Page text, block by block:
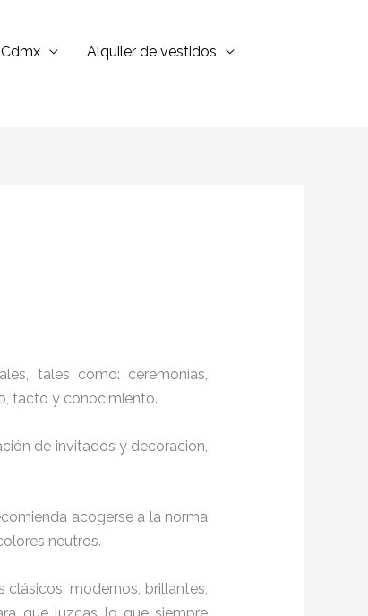
Alquiler de vestidos
tales como: ceremonias,
tacto y conocimiento.
de invitados y decoración,
acogerse a la norma
neutros.
modernos, brillantes,